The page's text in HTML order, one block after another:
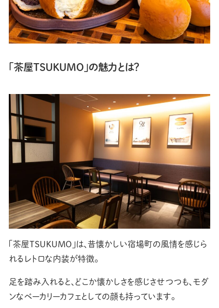
「茶屋TSUKUMO」の魅力とは？
「茶屋TSUKUMO」は、昔懐かしい宿場町の風情を感じら
れるレトロな内装が特徴。
足を踏み入れると、どこか懐かしさを感じさせつつも、モダ
ンなベーカリーカフェとしての顔も持っています。